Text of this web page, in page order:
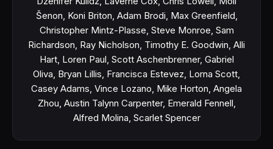
Šenon, Koni Briton, Adam Brodi, Max Greenfield,
Christopher Mintz-Plasse, Steve Monroe, Sam
Richardson, Ray Nicholson, Timothy E. Goodwin, Alli
Hart, Loren Paul, Scott Aschenbrenner, Gabriel
Oliva, Bryan Lillis, Francisca Estevez, Lorna Scott,
Casey Adams, Vince Lozano, Mike Horton, Angela
Zhou, Austin Talynn Carpenter, Emerald Fennell,
Alfred Molina, Scarlet Spencer